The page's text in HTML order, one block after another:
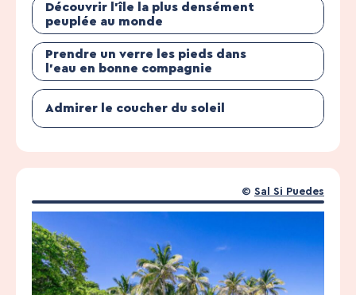
Découvrir l’île la plus densément
peuplée au monde
Prendre un verre les pieds dans
l’eau en bonne compagnie
Admirer le coucher du soleil
© Sal Si Puedes